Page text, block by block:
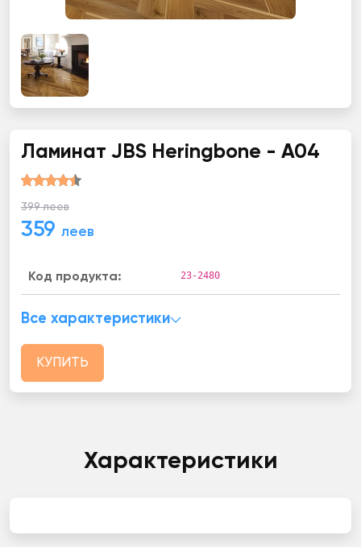
Ламинат JBS Heringbone - A04
399 леев
359 леев
Код продукта: 23-2480
Все характеристики
КУПИТЬ
Характеристики